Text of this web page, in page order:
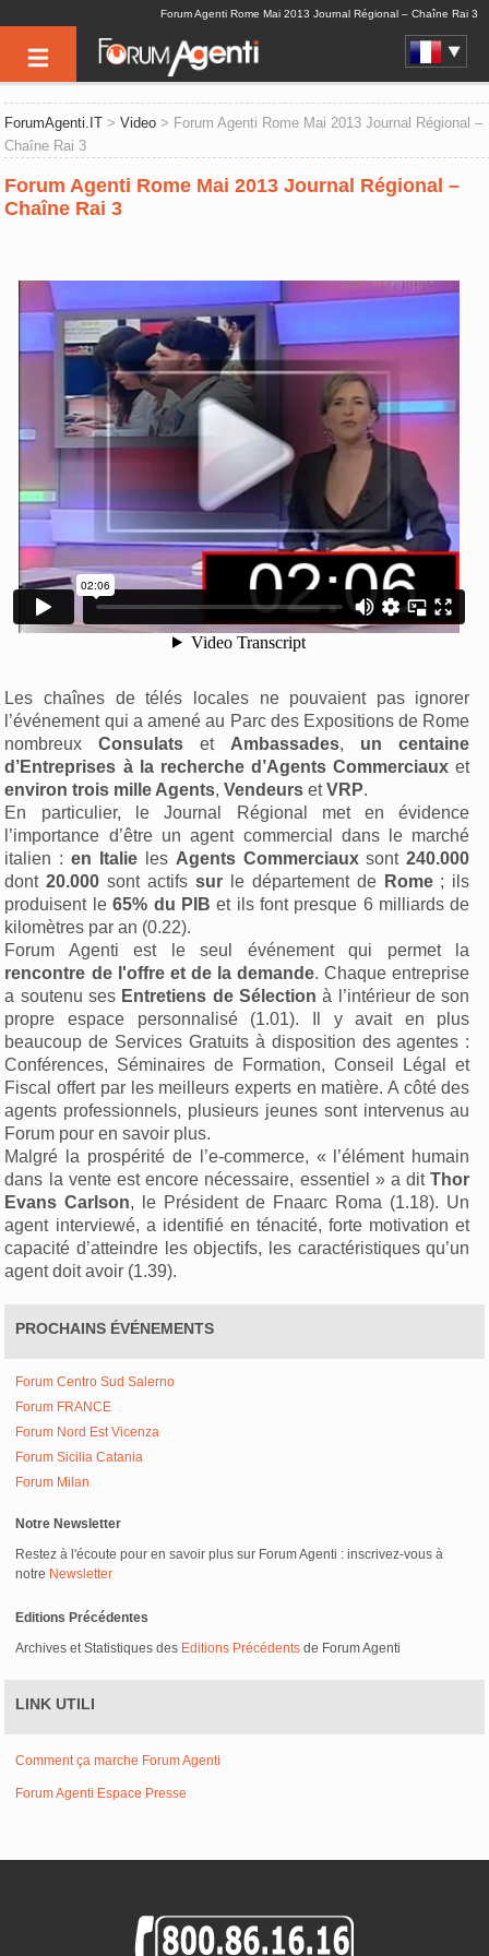
Forum Agenti Rome Mai 2013 Journal Régional – Chaîne Rai 3
ForumAgenti.IT >Video > Forum Agenti Rome Mai 2013 Journal Régional –
Chaîne Rai 3
Forum Agenti Rome Mai 2013 Journal Régional –
Chaîne Rai 3
Les chaînes de télés locales ne pouvaient pas ignorer
l’événement qui a amené au Parc des Expositions de Rome
nombreuxConsulatset Ambassades, un centaine
d’Entreprises à la recherche d’Agents Commerciaux et
environ trois mille Agents,Vendeurs etVRP.
En particulier, le Journal Régional met en évidence
l’importance d’être un agent commercial dans le marché
italien :en Italie les Agents Commerciauxsont240.000
dont20.000 sont actifssur le département de Rome; ils
produisent le65% du PIB et ils font presque 6 milliards de
kilomètres par an (0.22).
Forum Agenti est le seul événement qui permet la
rencontre de l'offre et de la demande. Chaque entreprise
a soutenu ses Entretiens de Sélection à l’intérieur de son
propre espace personnalisé (1.01). Il y avait en plus
beaucoup de Services Gratuits à disposition des agentes :
Conférences, Séminaires de Formation, Conseil Légal et
Fiscal offert par les meilleurs experts en matière. A côté des
agents professionnels, plusieurs jeunes sont intervenus au
Forum pour en savoir plus.
Malgré la prospérité de l’e-commerce, « l’élément humain
dans la vente est encore nécessaire, essentiel » a ditThor
Evans Carlson, le Président de Fnaarc Roma (1.18). Un
agent interviewé, a identifié en ténacité, forte motivation et
capacité d’atteindre les objectifs, les caractéristiques qu’un
agent doit avoir (1.39).
PROCHAINS ÉVÉNEMENTS
Forum Centro Sud Salerno
Forum FRANCE
Forum Nord Est Vicenza
Forum Sicilia Catania
Forum Milan
Notre Newsletter
Restez à l'écoute pour en savoir plus sur Forum Agenti : inscrivez-vous à
notre Newsletter
Editions Précédentes
Archives et Statistiques des Editions Précédents de Forum Agenti
LINK UTILI
Comment ça marche Forum Agenti
Forum Agenti Espace Presse